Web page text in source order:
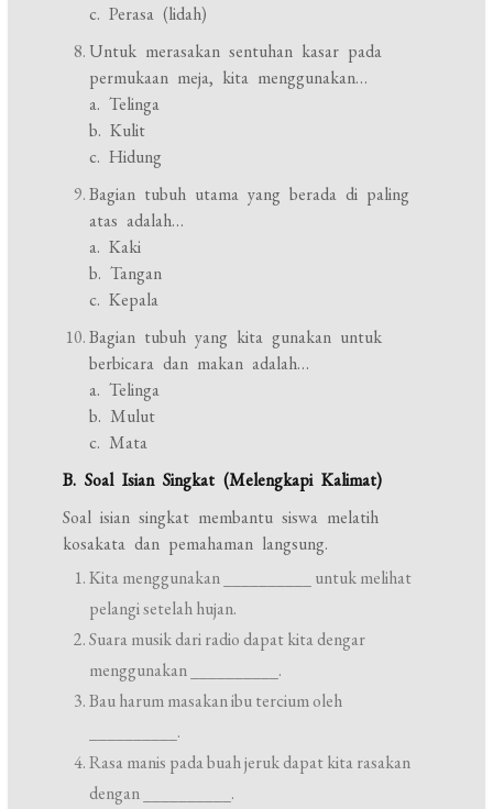
c. Perasa (lidah)
Untuk merasakan sentuhan kasar pada
permukaan meja, kita menggunakan…
a. Telinga
b. Kulit
c. Hidung
Bagian tubuh utama yang berada di paling
atas adalah…
a. Kaki
b. Tangan
c. Kepala
Bagian tubuh yang kita gunakan untuk
berbicara dan makan adalah…
a. Telinga
b. Mulut
c. Mata
B. Soal Isian Singkat (Melengkapi Kalimat)
Soal isian singkat membantu siswa melatih
kosakata dan pemahaman langsung.
Kita menggunakan __________ untuk melihat
pelangi setelah hujan.
Suara musik dari radio dapat kita dengar
menggunakan __________.
Bau harum masakan ibu tercium oleh
__________.
Rasa manis pada buah jeruk dapat kita rasakan
dengan __________.